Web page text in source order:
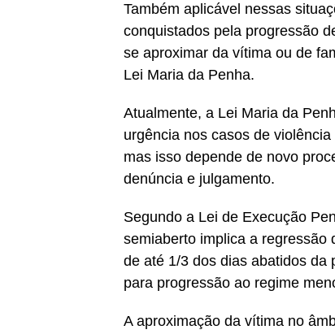
Também aplicável nessas
conquistados pela progressão
se aproximar da vítima ou de
Lei Maria da Penha.
Atualmente, a Lei Maria da
urgência nos casos de
mas isso depende de novo
denúncia e julgamento.
Segundo a Lei de Execução
semiaberto implica a regressão
de até 1/3 dos dias abatidos da
para progressão ao regime
A aproximação da vítima no